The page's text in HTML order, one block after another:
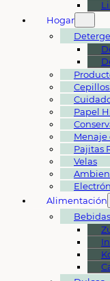
Hogar
Papel
Menaje
Pajitas
Velas
Alimentación
Bebidas